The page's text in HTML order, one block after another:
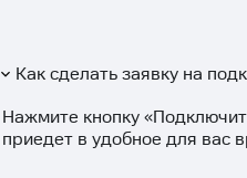
Как сделать заявку на
Нажмите кнопку «
приедет в удобное для вас